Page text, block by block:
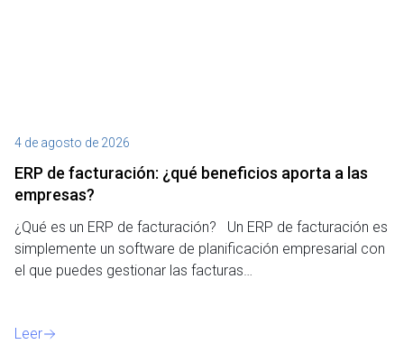
4 de agosto de 2026
ERP de facturación​: ¿qué beneficios aporta a las
empresas?
¿Qué es un ERP de facturación? Un ERP de facturación es
simplemente un software de planificación empresarial con
el que puedes gestionar las facturas…
Leer